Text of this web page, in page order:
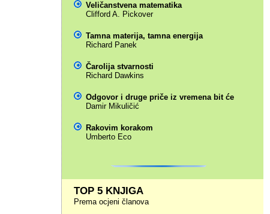
Veličanstvena matematika
Clifford A. Pickover
Tamna materija, tamna energija
Richard Panek
Čarolija stvarnosti
Richard Dawkins
Odgovor i druge priče iz vremena bit će
Damir Mikuličić
Rakovim korakom
Umberto Eco
TOP 5 KNJIGA
Prema ocjeni članova